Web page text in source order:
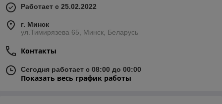
Работает с 25.02.2022
г. Минск
ул.Тимирязева 65, Минск, Беларусь
Контакты
Сегодня работает с 08:00 до 00:00
Показать весь график работы